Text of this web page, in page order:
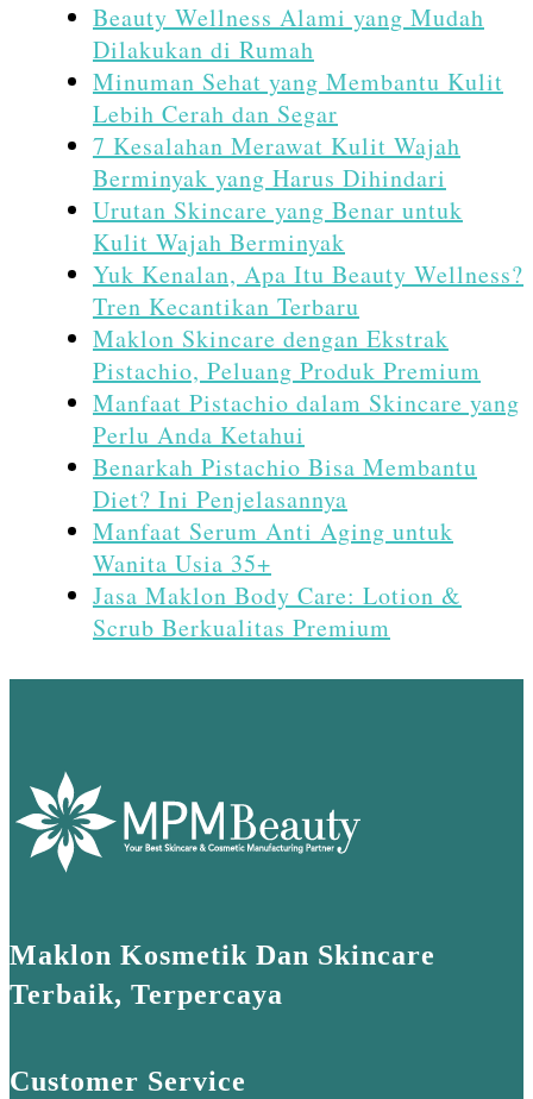
Beauty Wellness Alami yang Mudah
Dilakukan di Rumah
Minuman Sehat yang Membantu Kulit
Lebih Cerah dan Segar
7 Kesalahan Merawat Kulit Wajah
Berminyak yang Harus Dihindari
Urutan Skincare yang Benar untuk
Kulit Wajah Berminyak
Yuk Kenalan, Apa Itu Beauty Wellness?
Tren Kecantikan Terbaru
Maklon Skincare dengan Ekstrak
Pistachio, Peluang Produk Premium
Manfaat Pistachio dalam Skincare yang
Perlu Anda Ketahui
Benarkah Pistachio Bisa Membantu
Diet? Ini Penjelasannya
Manfaat Serum Anti Aging untuk
Wanita Usia 35+
Jasa Maklon Body Care: Lotion &
Scrub Berkualitas Premium
Maklon Kosmetik Dan Skincare
Terbaik, Terpercaya
Customer Service